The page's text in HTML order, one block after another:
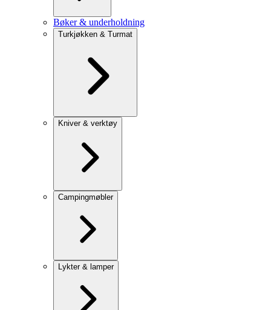
Bøker & underholdning
Turkjøkken & Turmat
Kniver & verktøy
Campingmøbler
Lykter & lamper